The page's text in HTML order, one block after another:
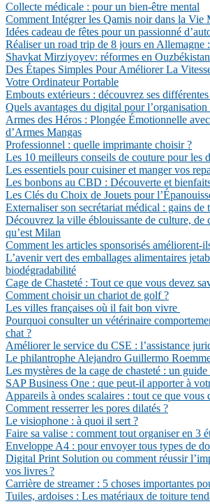
Collecte médicale : pour un bien-être mental
Comment Intégrer les Qamis noir dans la Vie
Idées cadeau de fêtes pour un passionné
Réaliser un road trip de 8 jours en Allemagne
Shavkat Mirziyoyev: réformes en Ouzbékistan
Des Étapes Simples Pour Améliorer La
Votre Ordinateur Portable
Embouts extérieurs : découvrez ses
Quels avantages du digital pour l’organisation
Armes des Héros : Plongée Émotionnelle
d’Armes Mangas
Professionnel : quelle imprimante choisir ?
Les 10 meilleurs conseils de couture pour les
Les essentiels pour cuisiner et manger vos
Les bonbons au CBD : Découverte et
Les Clés du Choix de Jouets pour
Externaliser son secrétariat médical : gains de
Découvrez la ville éblouissante de culture, de
qu’est Milan
Comment les articles sponsorisés améliorent-
L’avenir vert des emballages alimentaires
biodégradabilité
Cage de Chasteté : Tout ce que vous devez
Comment choisir un chariot de golf ?
Les villes françaises où il fait bon vivre
Pourquoi consulter un vétérinaire
chat ?
Améliorer le service du CSE : l’assistance
Le philantrophe Alejandro Guillermo
Les mystères de la cage de chasteté : un
SAP Business One : que peut-il apporter à
Appareils à ondes scalaires : tout ce que vous
Comment resserrer les pores dilatés ?
Le visiophone : à quoi il sert ?
Faire sa valise : comment tout organiser en 3
Enveloppe A4 : pour envoyer tous types de
Digital Print Solution ou comment réussir
vos livres ?
Carrière de streamer : 5 choses importantes
Tuiles, ardoises : Les matériaux de toiture